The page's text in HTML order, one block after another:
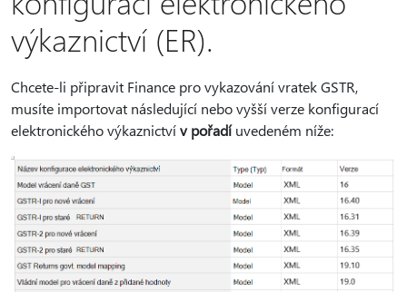
výkaznictví (ER).
Chcete-li připravit Finance pro vykazování vratek GSTR,
musíte importovat následující nebo vyšší verze konfigurací
elektronického výkaznictvív pořadíuvedeném níže: